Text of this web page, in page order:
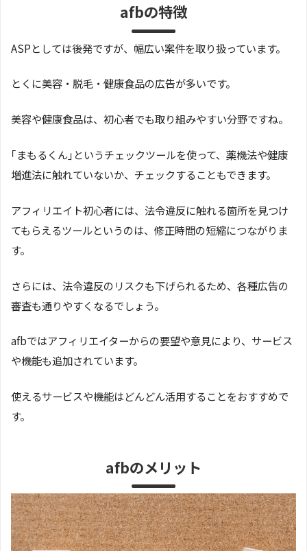
afbの特徴
ASPとしては後発ですが、幅広い案件を取り扱っています。
とくに美容・脱毛・健康食品の広告が多いです。
美容や健康食品は、初心者でも取り組みやすい分野ですね。
｢まもるくん｣というチェックツールを使って、薬機法や健康
増進法に触れていないか、チェックすることもできます。
アフィリエイト初心者には、法令違反に触れる箇所を見つけ
てもらえるツールというのは、修正時間の短縮につながりま
す。
さらには、法令違反のリスクも下げられるため、各種広告の
審査も通りやすくなるでしょう。
afbではアフィリエイターからの要望や意見により、サービス
や機能も追加されています。
使えるサービスや機能はどんどん活用することをおすすめで
す。
afbのメリット